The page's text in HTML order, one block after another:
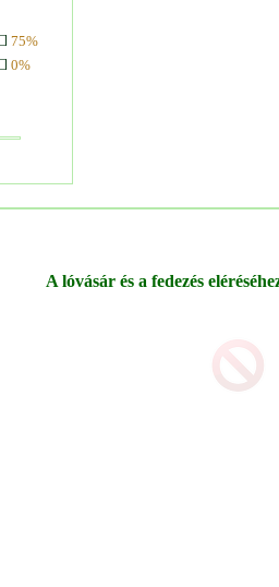
75%
0%
A lóvásár és a fedezés